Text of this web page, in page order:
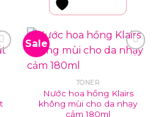
Sale
TONER
Nước hoa hồng Klairs
không mùi cho da nhạy
cảm 180ml